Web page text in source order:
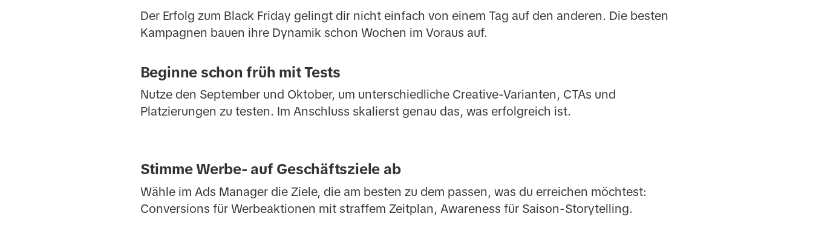
Der Erfolg zum Black Friday gelingt dir nicht einfach von einem Tag auf den anderen. Die besten
Kampagnen bauen ihre Dynamik schon Wochen im Voraus auf.
Beginne schon früh mit Tests
Nutze den September und Oktober, um unterschiedliche Creative-Varianten, CTAs und
Platzierungen zu testen. Im Anschluss skalierst genau das, was erfolgreich ist.
Stimme Werbe- auf Geschäftsziele ab
Wähle im Ads Manager die Ziele, die am besten zu dem passen, was du erreichen möchtest:
Conversions für Werbeaktionen mit straffem Zeitplan, Awareness für Saison-Storytelling.